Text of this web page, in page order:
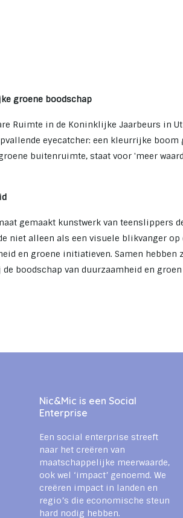
groene boodschap
Ruimte in de Koninklijke Jaarbeurs in
eyecatcher: een kleurrijke
buitenruimte, staat voor 'meer
gemaakt kunstwerk van teenslippers
niet alleen als een visuele blikvanger op
en groene initiatieven. Samen hebben
boodschap van duurzaamheid en
Nic&Mic is een Social
Enterprise
Een social enterprise streeft
naar het creëren van
maatschappelijke meerwaarde,
ook wel ‘impact’ genoemd. We
creëren impact in landen en
regio’s die economische steun
hard nodig hebben.